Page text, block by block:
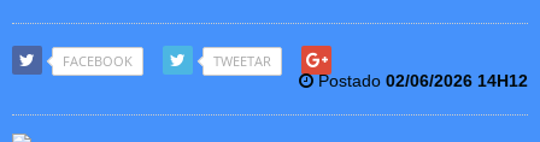
FACEBOOK TWEETAR
Postado 02/06/2026 14H12